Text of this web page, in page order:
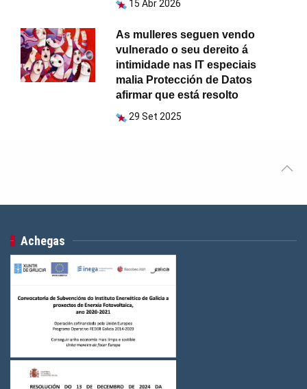
15 Abr 2026
As mulleres seguen vendo
vulnerado o seu dereito á
intimidade nas IT especiais
malia Protección de Datos
afirmar que está resolto
29 Set 2025
Achegas